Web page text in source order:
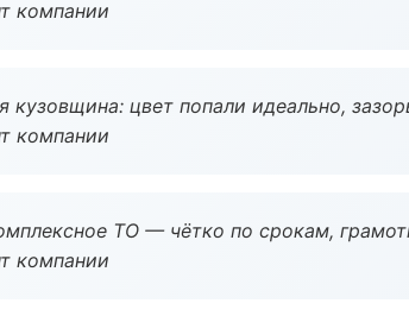
компании
кузовщина: цвет попали идеально,
компании
ТО — чётко по срокам,
компании